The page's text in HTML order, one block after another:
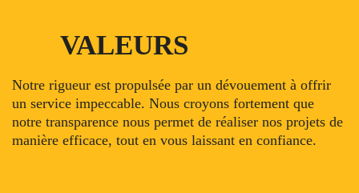
VALEURS
Notre rigueur est propulsée par un dévouement à offrir
un service impeccable. Nous croyons fortement que
notre transparence nous permet de réaliser nos projets de
manière efficace, tout en vous laissant en confiance.